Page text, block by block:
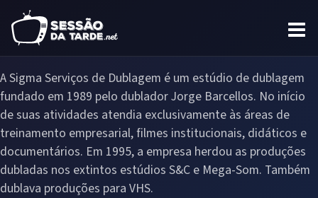
A Sigma Serviços de Dublagem é um estúdio de dublagem
fundado em 1989 pelo dublador Jorge Barcellos. No início
de suas atividades atendia exclusivamente às áreas de
treinamento empresarial, filmes institucionais, didáticos e
documentários. Em 1995, a empresa herdou as produções
dubladas nos extintos estúdios S&C e Mega-Som. Também
dublava produções para VHS.